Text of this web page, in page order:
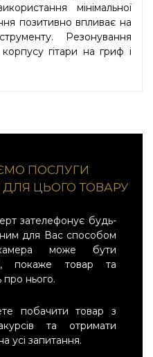
мінімальної
позитивно впливає на
Резонування
гітари на гриф і
ПОСЛУГИ
ДЛЯ ЦЬОГО ТОВАРУ
зателефонує будь-
для Вас способом
може бути
покаже товар та
про нього.
побачити товар з
та отримати
усі запитання.